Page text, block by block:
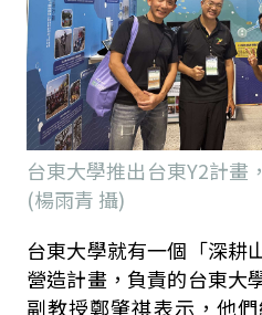
台東大學推出台東Y2計畫
(楊雨青 攝)
台東大學就有一個「深耕
營造計畫，負責的台東大
副教授鄭肇祺表示，他